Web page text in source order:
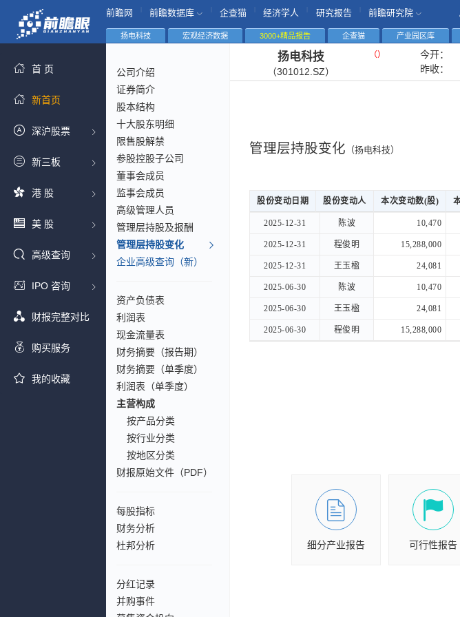
前瞻网 前瞻数据库 企查猫 经济学人 研究报告 前瞻研究院
首 页
新首页
深沪股票
新三板
港 股
美 股
高级查询
IPO 咨询
财报完整对比
购买服务
我的收藏
扬电科技 宏观经济数据 3000+精品报告 企查猫 产业园区库
公司介绍
证券简介
股本结构
十大股东明细
限售股解禁
参股控股子公司
董事会成员
监事会成员
高级管理人员
管理层持股及报酬
管理层持股变化
企业高级查询（新）
资产负债表
利润表
现金流量表
财务摘要（报告期）
财务摘要（单季度）
利润表（单季度）
主营构成
按产品分类
按行业分类
按地区分类
财报原始文件（PDF）
每股指标
财务分析
杜邦分析
分红记录
并购事件
扬电科技
（301012.SZ）
（） 今开：
昨收：
管理层持股变化 （扬电科技）
股份变动日期 股份变动人 本次变动数(股)
股份变动日期
股份变动人 本次变动数(股)
2025-12-31 陈波 10,470
2025-12-31 程俊明 15,288,000
2025-12-31 王玉楹 24,081
2025-06-30 陈波 10,470
2025-06-30 王玉楹 24,081
2025-06-30 程俊明 15,288,000
股份变动日期 股份变动人
2025-12-31 陈波
2025-12-31 程俊明
2025-12-31 王玉楹
2025-06-30 陈波
2025-06-30 王玉楹
2025-06-30 程俊明
细分产业报告 可行性报告